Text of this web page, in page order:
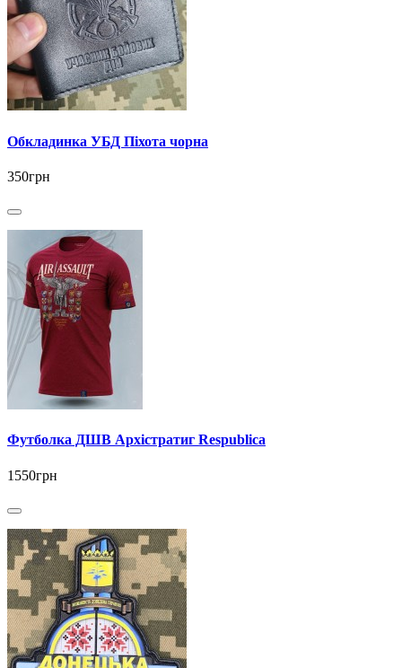
Обкладинка УБД Піхота чорна
350грн
Футболка ДШВ Архістратиг Respublica
1550грн